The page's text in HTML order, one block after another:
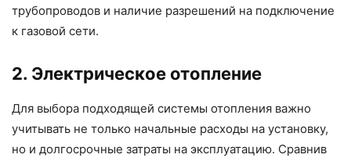
трубопроводов и наличие разрешений на подключение
к газовой сети.
2. Электрическое отопление
Для выбора подходящей системы отопления важно
учитывать не только начальные расходы на установку,
но и долгосрочные затраты на эксплуатацию. Сравнив